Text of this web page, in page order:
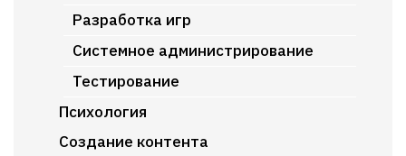
Разработка игр
Системное администрирование
Тестирование
Психология
Создание контента